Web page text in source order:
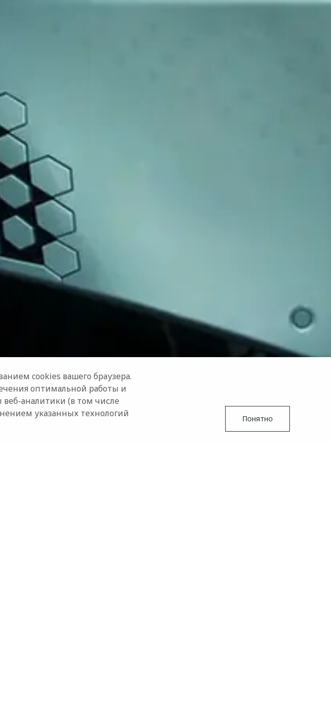
cookies вашего браузера.
оптимальной работы и
веб-аналитики (в том числе
указанных технологий
Понятно